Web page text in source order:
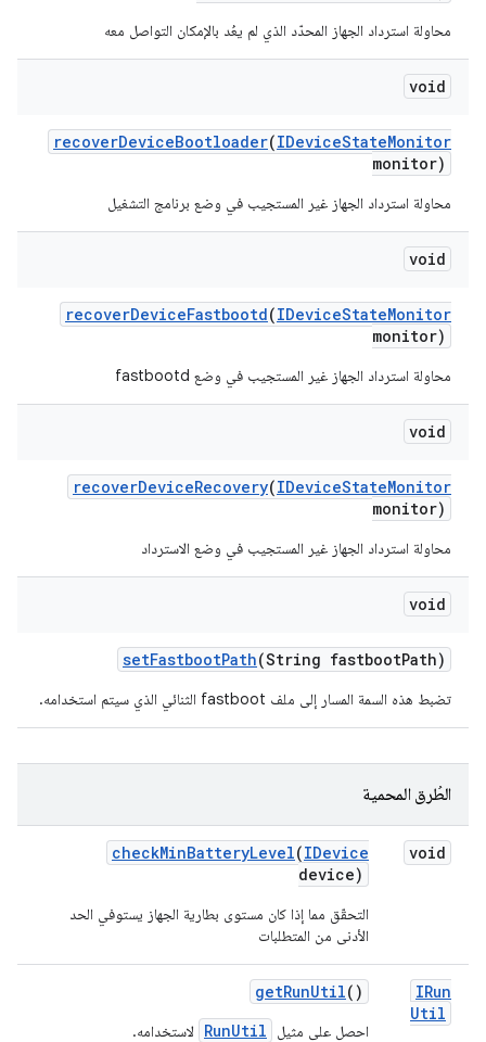
محاولة استرداد الجهاز المحدّد الذي لم يعُد بالإمكان التواصل معه
void
recoverDeviceBootloader(IDeviceStateMonitor
monitor)
محاولة استرداد الجهاز غير المستجيب في وضع برنامج التشغيل
void
recoverDeviceFastbootd(IDeviceStateMonitor
monitor)
محاولة استرداد الجهاز غير المستجيب في وضع fastbootd
void
recoverDeviceRecovery(IDeviceStateMonitor
monitor)
محاولة استرداد الجهاز غير المستجيب في وضع الاسترداد
void
setFastbootPath(String fastbootPath)
تضبط هذه السمة المسار إلى ملف fastboot الثنائي الذي سيتم استخدامه.
الطُرق المحمية
void
checkMinBatteryLevel(IDevice
device)
التحقّق مما إذا كان مستوى بطارية الجهاز يستوفي الحد
الأدنى من المتطلبات
IRun
Util
getRunUtil()
احصل على مثيل RunUtil لاستخدامه.